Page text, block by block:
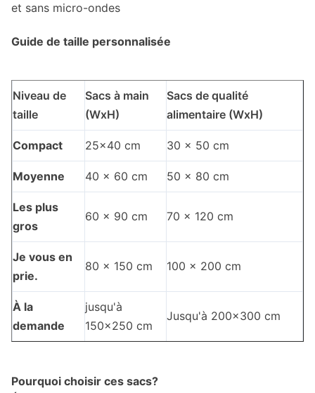
et sans micro-ondes
Guide de taille personnalisée
Niveau de
taille
Sacs à main
(WxH)
Sacs de qualité
alimentaire (WxH)
Compact 25x40 cm 30 x 50 cm
Moyenne 40 x 60 cm 50 x 80 cm
Les plus
gros
60 x 90 cm 70 x 120 cm
Je vous en
prie.
80 x 150 cm 100 x 200 cm
À la
demande
jusqu'à
150x250 cm
Jusqu'à 200x300 cm
Pourquoi choisir ces sacs?